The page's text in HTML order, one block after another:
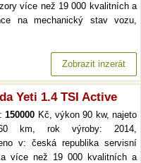
více než 19 000 kvalitních a
na mechanický stav vozu,
Zobrazit inzerát
Yeti 1.4 TSI Active
150000 Kč, výkon 90 kw, najeto
km, rok výroby: 2014,
v: česká republika servisní
více než 19 000 kvalitních a